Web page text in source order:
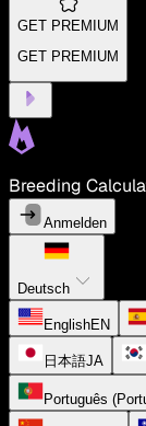
GET PREMIUM
GET PREMIUM
Breeding
Anmelden
Deutsch
EnglishEN
日本語JA
Português